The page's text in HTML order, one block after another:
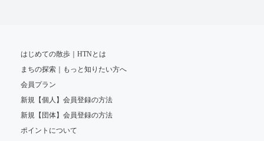
はじめての散歩｜HTNとは
まちの探索｜もっと知りたい方へ
会員プラン
新規【個人】会員登録の方法
新規【団体】会員登録の方法
ポイントについて